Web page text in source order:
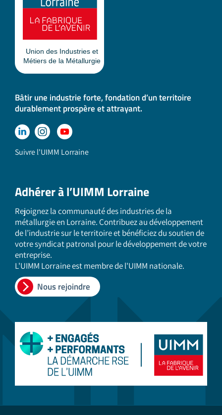
Bâtir une industrie forte, fondation d’un territoire
durablement prospère et attrayant.
Suivre l'UIMM Lorraine
Adhérer à l’UIMM Lorraine
Rejoignez la communauté des industries de la
métallurgie en Lorraine. Contribuez au développement
de l’industrie sur le territoire et bénéficiez du soutien de
votre syndicat patronal pour le développement de votre
entreprise.
L'UIMM Lorraine est membre de l'UIMM nationale.
Nous rejoindre